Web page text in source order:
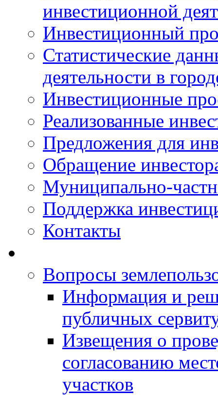
инвестиционной
Инвестиционный
Статистические
деятельности в
Инвестиционные
Реализованные
Предложения для
Обращение
Муниципально-
Поддержка
Контакты
Вопросы
Информация и
публичных
Извещения о
согласованию
участков